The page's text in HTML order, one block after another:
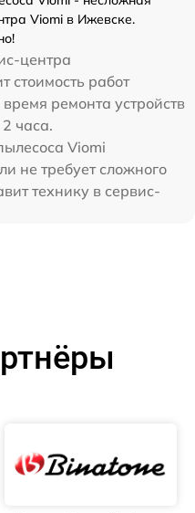
Viomi в Ижевске.
центра
стоимость работ
ремонта устройств
часа.
Viomi
не требует сложного
технику в сервис-